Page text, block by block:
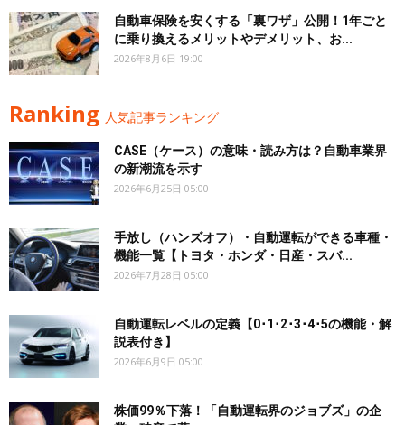
自動車保険を安くする「裏ワザ」公開！1年ごと
に乗り換えるメリットやデメリット、お...
2026年8月6日 19:00
Ranking 人気記事ランキング
CASE（ケース）の意味・読み方は？自動車業界
の新潮流を示す
2026年6月25日 05:00
手放し（ハンズオフ）・自動運転ができる車種・
機能一覧【トヨタ・ホンダ・日産・スバ...
2026年7月28日 05:00
自動運転レベルの定義【0･1･2･3･4･5の機能・解
説表付き】
2026年6月9日 05:00
株価99％下落！「自動運転界のジョブズ」の企